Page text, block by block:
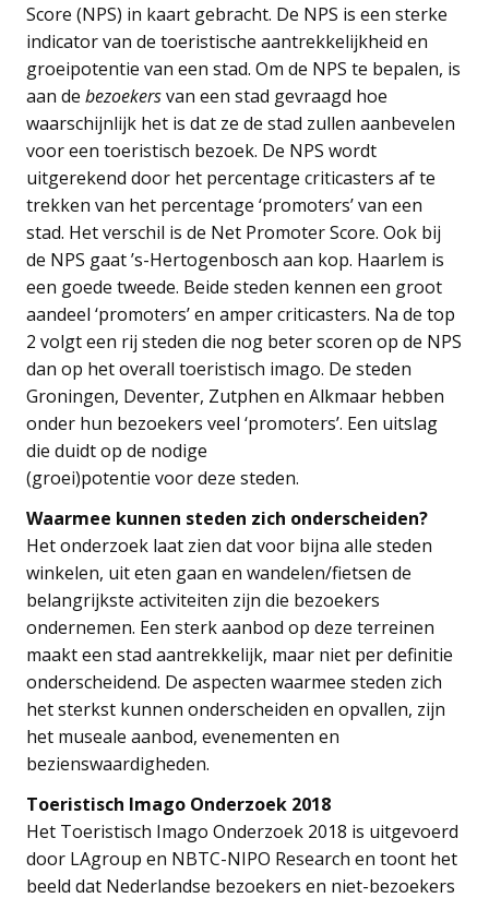
Score (NPS) in kaart gebracht. De NPS is een sterke
indicator van de toeristische aantrekkelijkheid en
groeipotentie van een stad. Om de NPS te bepalen, is
aan de bezoekersvan een stad gevraagd hoe
waarschijnlijk het is dat ze de stad zullen aanbevelen
voor een toeristisch bezoek. De NPS wordt
uitgerekend door het percentage criticasters af te
trekken van het percentage ‘promoters’ van een
stad. Het verschil is de Net Promoter Score. Ook bij
de NPS gaat ’s-Hertogenbosch aan kop. Haarlem is
een goede tweede. Beide steden kennen een groot
aandeel ‘promoters’ en amper criticasters. Na de top
2 volgt een rij steden die nog beter scoren op de NPS
dan op het overall toeristisch imago. De steden
Groningen, Deventer, Zutphen en Alkmaar hebben
onder hun bezoekers veel ‘promoters’. Een uitslag
die duidt op de nodige
(groei)potentie voor deze steden.
Waarmee kunnen steden zich onderscheiden?
Het onderzoek laat zien dat voor bijna alle steden
winkelen, uit eten gaan en wandelen/fietsen de
belangrijkste activiteiten zijn die bezoekers
ondernemen. Een sterk aanbod op deze terreinen
maakt een stad aantrekkelijk, maar niet per definitie
onderscheidend. De aspecten waarmee steden zich
het sterkst kunnen onderscheiden en opvallen, zijn
het museale aanbod, evenementen en
bezienswaardigheden.
Toeristisch Imago Onderzoek 2018
Het Toeristisch Imago Onderzoek 2018 is uitgevoerd
door LAgroup en NBTC-NIPO Research en toont het
beeld dat Nederlandse bezoekers en niet-bezoekers